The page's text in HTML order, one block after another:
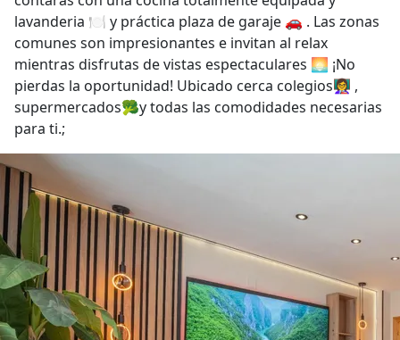
lavanderia 🍽️ y práctica plaza de garaje 🚗 . Las zonas
comunes son impresionantes e invitan al relax
mientras disfrutas de vistas espectaculares 🌅 ¡No
pierdas la oportunidad! Ubicado cerca colegios👩‍🏫 ,
supermercados🥦y todas las comodidades necesarias
para ti.;